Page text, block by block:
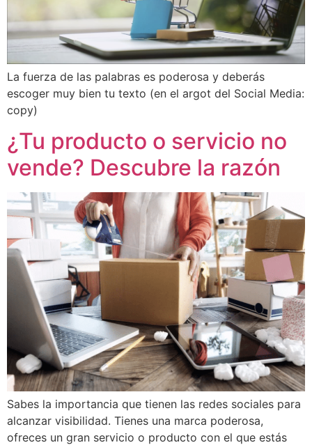
La fuerza de las palabras es poderosa y deberás
escoger muy bien tu texto (en el argot del Social Media:
copy)
¿Tu producto o servicio no
vende? Descubre la razón
Sabes la importancia que tienen las redes sociales para
alcanzar visibilidad. Tienes una marca poderosa,
ofreces un gran servicio o producto con el que estás